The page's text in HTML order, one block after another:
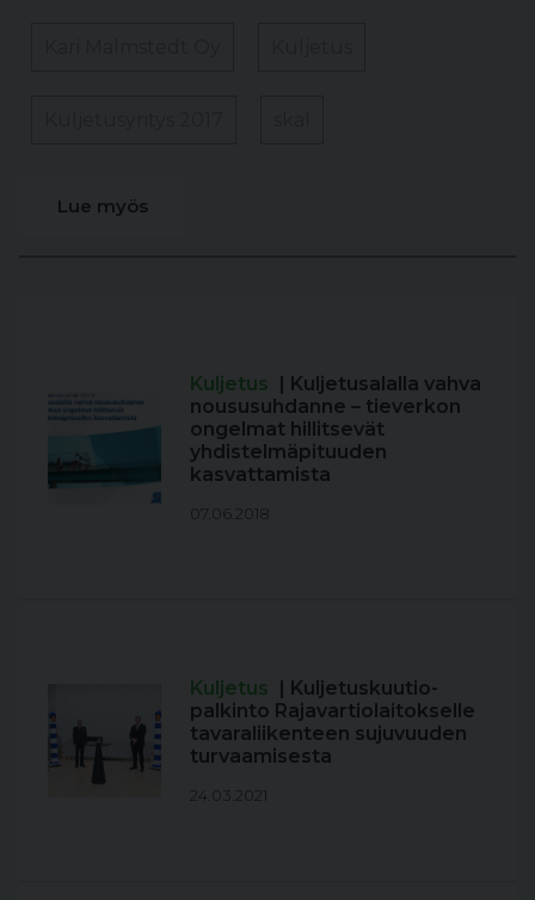
Lue myös
Kuljetus
| Kuljetusalalla vahva
noususuhdanne – tieverkon
ongelmat hillitsevät
yhdistelmäpituuden
kasvattamista
07.06.2018
Kuljetus
| Kuljetuskuutio-
palkinto Rajavartiolaitokselle
tavaraliikenteen sujuvuuden
turvaamisesta
24.03.2021